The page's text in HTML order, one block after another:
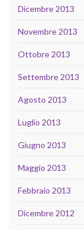
Dicembre 2013
Novembre 2013
Ottobre 2013
Settembre 2013
Agosto 2013
Luglio 2013
Giugno 2013
Maggio 2013
Febbraio 2013
Dicembre 2012